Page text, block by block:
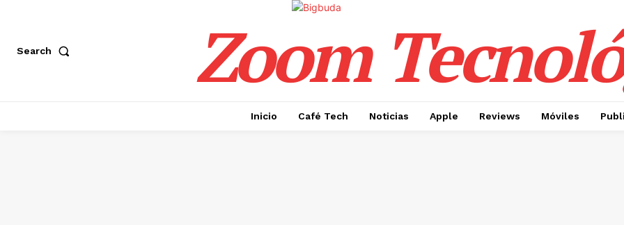
Search Zoom
Inicio Café Tech Noticias Apple Reviews Móviles